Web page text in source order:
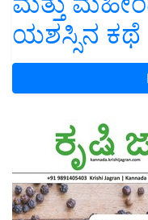
ಯಶಸ್ಸಿನ ಕಥೆ